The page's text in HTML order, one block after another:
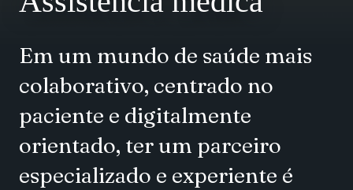
Em um mundo de saúde mais
colaborativo, centrado no
paciente e digitalmente
orientado, ter um parceiro
especializado e experiente é